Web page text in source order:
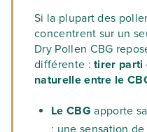
Si la plupart des
concentrent sur un
Dry Pollen CBG
différente :tirer parti
naturelle entre le
Le CBG apporte
: une sensation